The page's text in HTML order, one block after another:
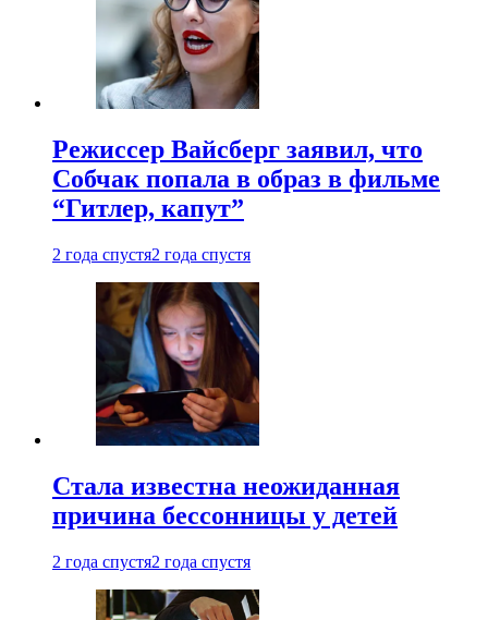
Режиссер Вайсберг заявил, что
Собчак попала в образ в фильме
“Гитлер, капут”
2 года спустя2 года спустя
Стала известна неожиданная
причина бессонницы у детей
2 года спустя2 года спустя